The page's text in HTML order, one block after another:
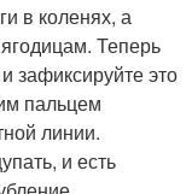
в коленях, а
Теперь
зафиксируйте это
пальцем
линии.
и есть